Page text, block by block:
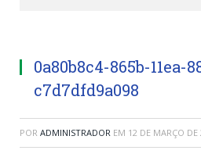
0a80b8c4-865b-11ea-
c7d7dfd9a098
POR ADMINISTRADOR EM 12 DE MARÇO DE